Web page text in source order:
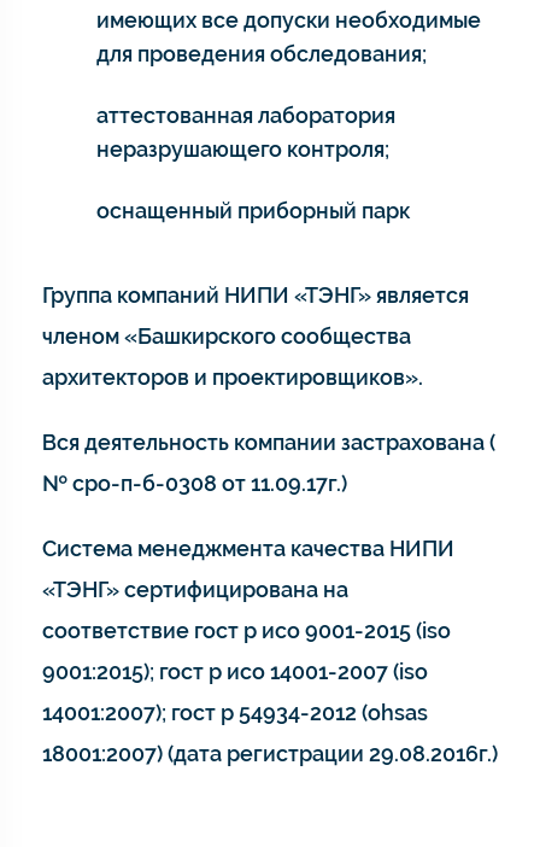
имеющих все допуски необходимые
для проведения обследования;
аттестованная лаборатория
неразрушающего контроля;
оснащенный приборный парк
Группа компаний НИПИ «ТЭНГ» является
членом «Башкирского сообщества
архитекторов и проектировщиков».
Вся деятельность компании застрахована (
№ сро-п-б-0308 от 11.09.17г.)
Система менеджмента качества НИПИ
«ТЭНГ» сертифицирована на
соответствие гост р исо 9001-2015 (iso
9001:2015); гост р исо 14001-2007 (iso
14001:2007); гост р 54934-2012 (ohsas
18001:2007) (дата регистрации 29.08.2016г.)